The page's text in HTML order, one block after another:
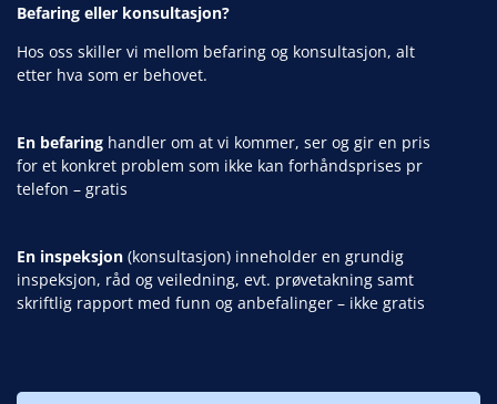
Befaring eller konsultasjon?
Hos oss skiller vi mellom befaring og konsultasjon, alt
etter hva som er behovet.
En befaring handler om at vi kommer, ser og gir en pris
for et konkret problem som ikke kan forhåndsprises pr
telefon – gratis
En inspeksjon (konsultasjon) inneholder en grundig
inspeksjon, råd og veiledning, evt. prøvetakning samt
skriftlig rapport med funn og anbefalinger – ikke gratis